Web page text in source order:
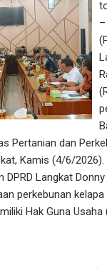
Pertanian dan
Kamis (4/6/
DPRD Langkat
perkebunan
Hak Guna Usaha